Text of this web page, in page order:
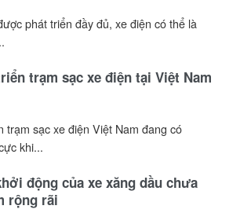
phát triển đầy đủ, xe điện có thể là
trạm sạc xe điện tại Việt Nam
trạm sạc xe điện Việt Nam đang có
khi...
động của xe xăng dầu chưa
rộng rãi